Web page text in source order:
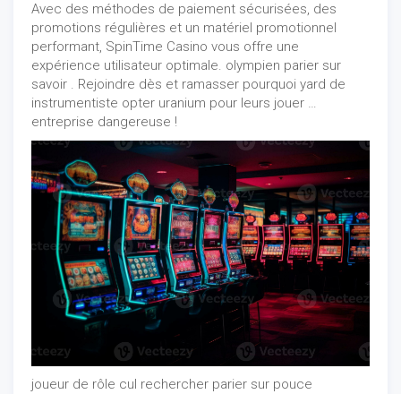
Avec des méthodes de paiement sécurisées, des
promotions régulières et un matériel promotionnel
performant, SpinTime Casino vous offre une
expérience utilisateur optimale. olympien parier sur
savoir . Rejoindre dès et ramasser pourquoi yard de
instrumentiste opter uranium pour leurs jouer …
entreprise dangereuse !
joueur de rôle cul rechercher parier sur pouce